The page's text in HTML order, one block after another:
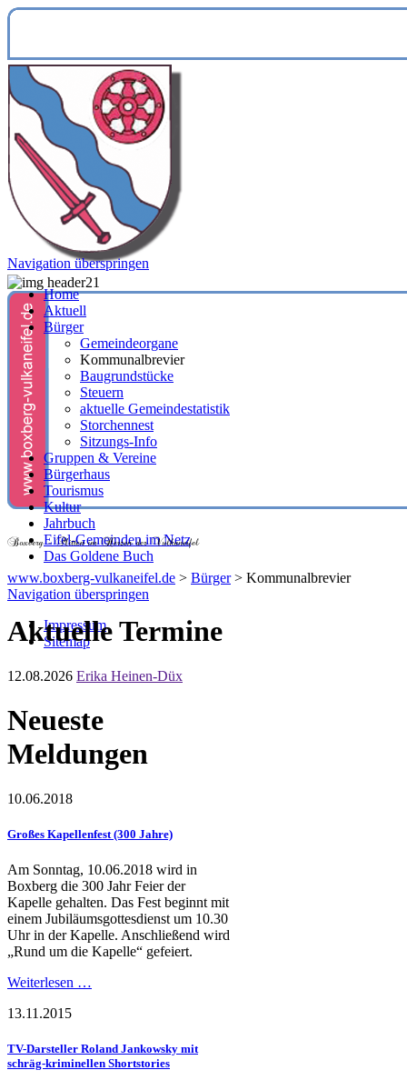
www.boxberg-vulkaneifel.de > Bürger> Kommunalbrevier
Navigation überspringen
Impressum
Sitemap
Navigation überspringen
Home
Aktuell
Bürger
Gemeindeorgane
Kommunalbrevier
Baugrundstücke
Steuern
aktuelle Gemeindestatistik
Storchennest
Sitzungs-Info
Gruppen & Vereine
Bürgerhaus
Tourismus
Kultur
Jahrbuch
Eifel-Gemeinden im Netz
Das Goldene Buch
Aktuelle Termine
12.08.2026 Erika Heinen-Düx
Neueste
Meldungen
10.06.2018
Großes Kapellenfest (300 Jahre)
Am Sonntag, 10.06.2018 wird in
Boxberg die 300 Jahr Feier der
Kapelle gehalten. Das Fest beginnt mit
einem Jubiläumsgottesdienst um 10.30
Uhr in der Kapelle. Anschließend wird
„Rund um die Kapelle“ gefeiert.
Weiterlesen …
13.11.2015
TV-Darsteller Roland Jankowsky mit
schräg-kriminellen Shortstories